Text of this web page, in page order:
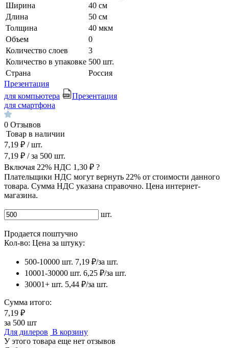
Ширина
40 см
Длина
50 см
Толщина
40 мкм
Объем
0
Количество слоев
3
Количество в упаковке 500 шт.
Страна
Россия
Презентация
для компьютера
Презентация
для смартфона
0 Отзывов
Товар в наличии
7,19 ₽ / шт.
7,19 ₽ / за 500 шт.
Включая 22% НДС 1,30 ₽ ?
Плательщики НДС могут вернуть 22% от стоимости данного
товара. Сумма НДС указана справочно. Цена интернет-
магазина.
шт.
Продается поштучно
Кол-во: Цена за штуку:
500-10000 шт. 7,19 ₽/за шт.
10001-30000 шт. 6,25 ₽/за шт.
30001+ шт. 5,44 ₽/за шт.
Сумма итого:
7,19 ₽
за 500 шт
Для дилеров В корзину
У этого товара еще нет отзывов